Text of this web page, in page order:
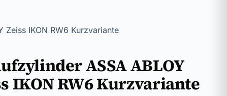
Zeiss IKON RW6 Kurzvariante
ASSA ABLOY
IKON RW6 Kurzvariante